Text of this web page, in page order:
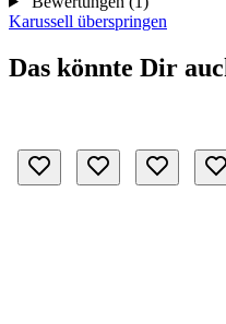
Karussell überspringen
Das könnte Dir